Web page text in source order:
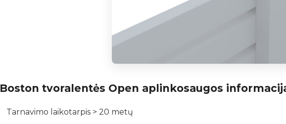
Boston tvoralentės Open aplinkosaugos
Tarnavimo laikotarpis > 20 metų